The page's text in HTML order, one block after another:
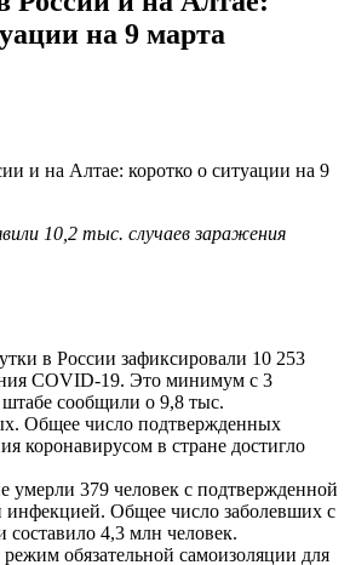
на 9 марта
10,2 тыс. случаев заражения
в России зафиксировали 10 253
COVID-19. Это минимум с 3
штабе сообщили о 9,8 тыс.
Общее число подтвержденных
коронавирусом в стране достигло
умерли 379 человек с подтвержденной
инфекцией. Общее число заболевших с
составило 4,3 млн человек.
обязательной самоизоляции для